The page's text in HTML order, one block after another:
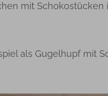
mit
als Gugelhupf mit